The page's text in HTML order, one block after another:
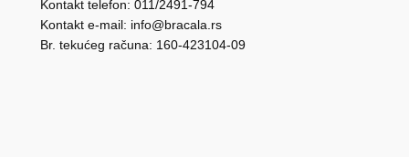
Kontakt telefon: 011/2491-794
Kontakt e-mail: info@bracala.rs
Br. tekućeg računa: 160-423104-09